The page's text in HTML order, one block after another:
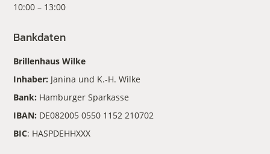
10:00 – 13:00
Bankdaten
Brillenhaus Wilke
Inhaber: Janina und K.-H. Wilke
Bank: Hamburger Sparkasse
IBAN: DE082005 0550 1152 210702
BIC: HASPDEHHXXX